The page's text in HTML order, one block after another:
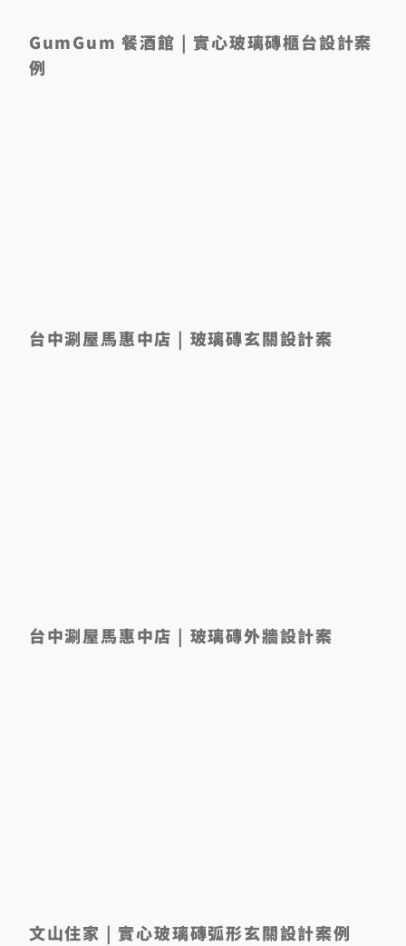
GumGum 餐酒館 | 實心玻璃磚櫃台設計案
例
台中涮屋馬惠中店 | 玻璃磚玄關設計案
台中涮屋馬惠中店 | 玻璃磚外牆設計案
文山住家 | 實心玻璃磚弧形玄關設計案例